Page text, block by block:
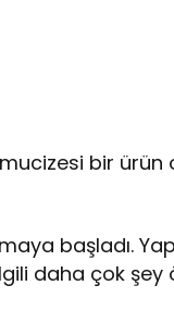
bir
başladı.
daha çok şey